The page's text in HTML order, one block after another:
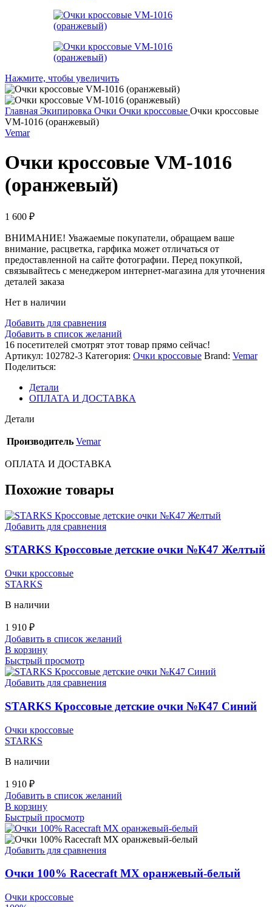
Нажмите, чтобы увеличить
Главная Экипировка Очки Очки кроссовые Очки кроссовые
VM-1016 (оранжевый)
Vemar
Очки кроссовые VM-1016
(оранжевый)
1 600 ₽
ВНИМАНИЕ! Уважаемые покупатели, обращаем ваше
внимание, расцветка, гарфика может отличаться от
предоставленной на сайте фотографии. Перед покупкой,
связывайтесь с менеджером интернет-магазина для уточнения
деталей заказа
Нет в наличии
Добавить для сравнения
Добавить в список желаний
16 посетителей смотрят этот товар прямо сейчас!
Артикул: 102782-3 Категория: Очки кроссовые Brand: Vemar
Поделиться:
Детали
ОПЛАТА И ДОСТАВКА
Детали
Производитель Vemar
ОПЛАТА И ДОСТАВКА
Похожие товары
Добавить для сравнения
STARKS Кроссовые детские очки №К47 Желтый
Очки кроссовые
STARKS
В наличии
1 910 ₽
Добавить в список желаний
В корзину
Быстрый просмотр
Добавить для сравнения
STARKS Кроссовые детские очки №К47 Синий
Очки кроссовые
STARKS
В наличии
1 910 ₽
Добавить в список желаний
В корзину
Быстрый просмотр
Добавить для сравнения
Очки 100% Racecraft MX оранжевый-белый
Очки кроссовые